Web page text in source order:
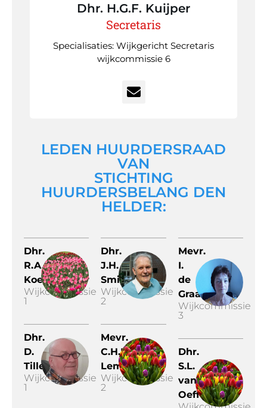
Dhr. H.G.F. Kuijper
Secretaris
Specialisaties: Wijkgericht Secretaris
wijkcommissie 6
LEDEN HUURDERSRAAD
VAN
STICHTING
HUURDERSBELANG DEN
HELDER:
Dhr.
R.A.J.R.
Koekebakker
Wijkcommissie
1
Dhr.
D.
Tillema
Wijkcommissie
1
Dhr.
J.H.
Smit
Wijkcommissie
2
Mevr.
C.H.M.
Lempens
Wijkcommissie
2
Mevr.
I.
de
Graaf
Wijkcommissie
3
Dhr.
S.L.
van
Oeffelen